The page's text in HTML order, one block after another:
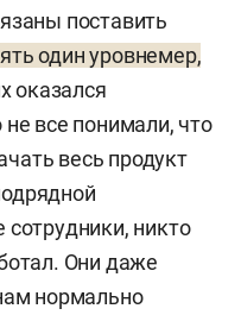
поставить
один уровнемер,
оказался
все понимали, что
весь продукт
сотрудники, никто
Они даже
нормально